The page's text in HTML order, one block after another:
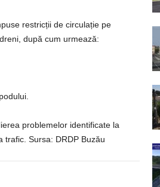
restricții de circulație pe
după cum urmează:
problemelor identificate la
trafic. Sursa: DRDP Buzău